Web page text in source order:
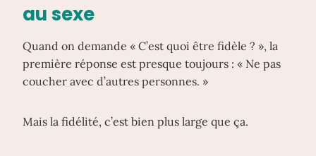
au sexe
Quand on demande « C’est quoi être fidèle ? », la
première réponse est presque toujours : « Ne pas
coucher avec d’autres personnes. »
Mais la fidélité, c’est bien plus large que ça.